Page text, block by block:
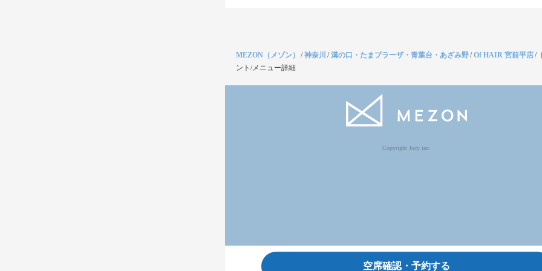
MEZON（メゾン） /神奈川 /溝の口・たまプラーザ・青葉台・あざみ野/Of HAIR 宮前平店/
ント/メニュー詳細
Copyright Jocy inc.
空席確認・予約する